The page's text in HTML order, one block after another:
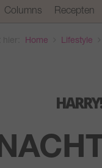
Columns Recepten
Home Lifestyle
HARRY!